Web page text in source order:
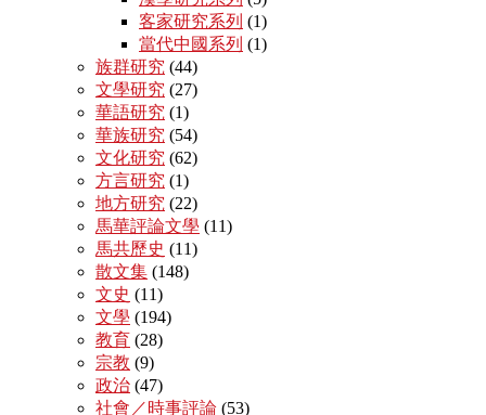
客家研究系列 (1)
當代中國系列 (1)
族群研究 (44)
文學研究 (27)
華語研究 (1)
華族研究 (54)
文化研究 (62)
方言研究 (1)
地方研究 (22)
馬華評論文學 (11)
馬共歷史 (11)
散文集 (148)
文史 (11)
文學 (194)
教育 (28)
宗教 (9)
政治 (47)
社會／時事評論 (53)